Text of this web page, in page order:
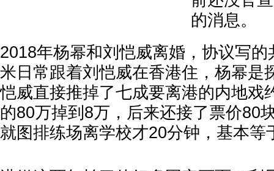
的消息。
2018年杨幂和刘恺威离婚，协议写
米日常跟着刘恺威在香港住，杨幂是
恺威直接推掉了七成要离港的内地戏
的80万掉到8万，后来还接了票价80
就图排练场离学校才20分钟，基本等